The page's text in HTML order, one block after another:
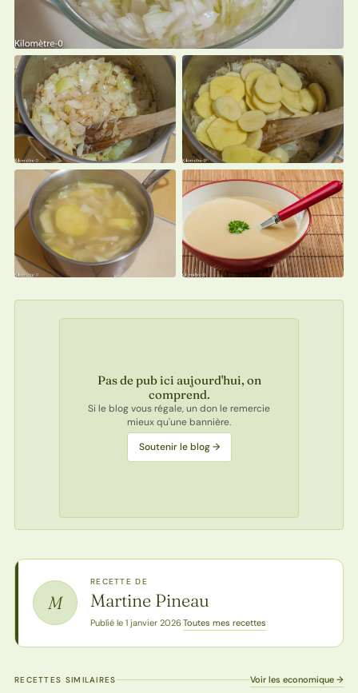
Pas de pub ici aujourd'hui, on
comprend.
Si le blog vous régale, un don le remercie
mieux qu'une bannière.
Soutenir le blog →
M
RECETTE DE
Martine Pineau
Publié le 1 janvier 2026·Toutes mes recettes
RECETTES SIMILAIRES Voir les economique →